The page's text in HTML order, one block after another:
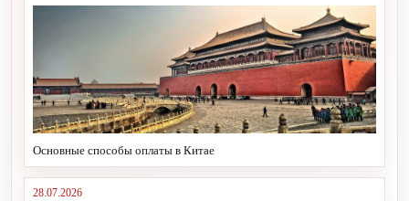
Основные способы оплаты в Китае
28.07.2026